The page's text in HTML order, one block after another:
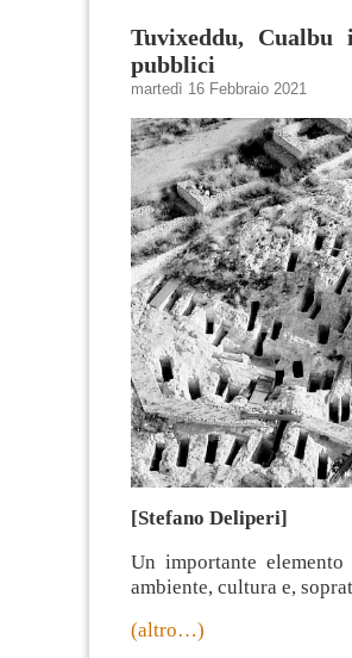
Tuvixeddu,
pubblici
martedì 16 Febbraio 2021
[Stefano Deliperi]
Un importante
ambiente, cultura e,
(altro…)